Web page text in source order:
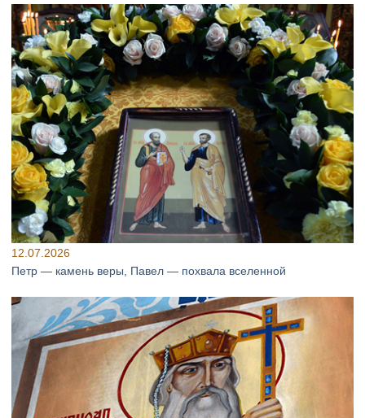
12.07.2026
Петр — камень веры, Павел — похвала вселенной